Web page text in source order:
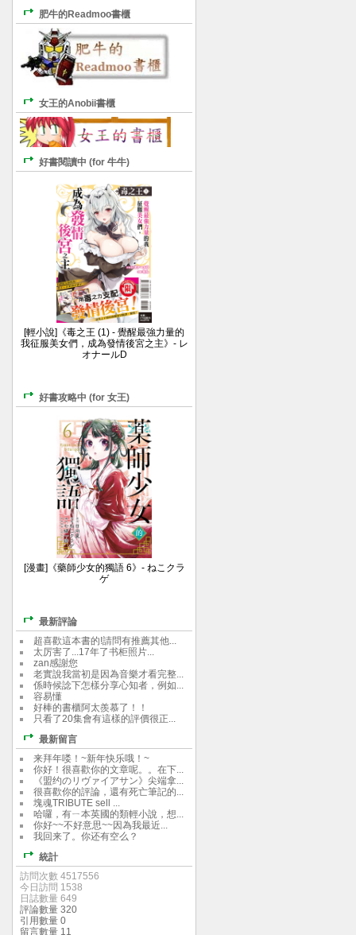
肥牛的Readmoo書櫃
女王的Anobii書櫃
好書閱讀中 (for 牛牛)
[輕小說]《毒之王 (1) - 覺醒最強力量的
我征服美女們，成為發情後宮之主》- レ
オナールD
好書攻略中 (for 女王)
[漫畫]《藥師少女的獨語 6》- ねこクラ
ゲ
最新評論
超喜歡這本書的!請問有推薦其他...
太厉害了...17年了书柜照片...
zan感謝您
老實說我當初是因為音樂才看完整...
係時候諗下怎樣分享心知者，例如...
容易懂
好棒的書櫃阿太羨慕了！！
只看了20集會有這樣的評價很正...
最新留言
来拜年喽！~新年快乐哦！~
你好！很喜歡你的文章呢。。在下...
《盟约のリヴァイアサン》尖端拿...
很喜歡你的評論，還有死亡筆記的...
塊魂TRIBUTE sell ...
哈囉，有ㄧ本英國的類輕小說，想...
你好~~不好意思~~因為我最近...
我回来了。你还有空么？
統計
訪問次數 4517556
今日訪問 1538
日誌數量 649
評論數量 320
引用數量 0
留言數量 11